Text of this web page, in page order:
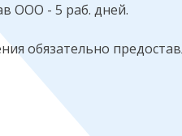
ООО - 5 раб. дней.
обязательно